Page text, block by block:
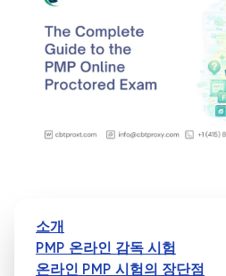
소개
PMP 온라인 감독 시험
온라인 PMP 시험의 장단점